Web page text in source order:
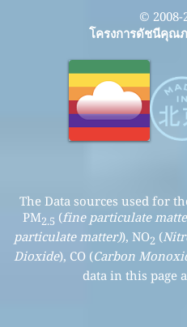
© 2008-
โครงการดัชนีคุณ
The Data sources used for
PM2.5 (fine particulate
particulate matter)), NO2 (
Dioxide), CO (Carbon
data in this page